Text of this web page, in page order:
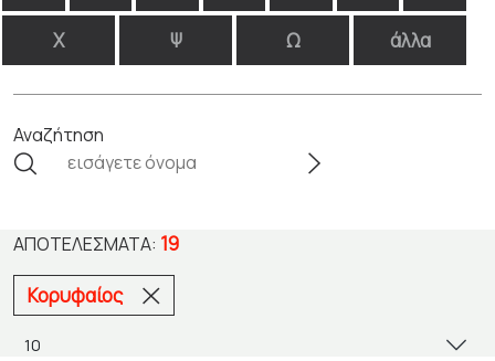
Χ Ψ Ω άλλα
Αναζήτηση
ΑΠΟΤΕΛΈΣΜΑΤΑ: 19
Κορυφαίος